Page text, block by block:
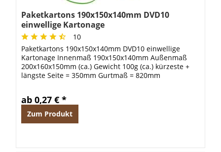
Paketkartons 190x150x140mm DVD10
einwellige Kartonage
10
Paketkartons 190x150x140mm DVD10 einwellige
Kartonage Innenmaß 190x150x140mm Außenmaß
200x160x150mm (ca.) Gewicht 100g (ca.) kürzeste +
längste Seite = 350mm Gurtmaß = 820mm
ab 0,27 € *
Zum Produkt